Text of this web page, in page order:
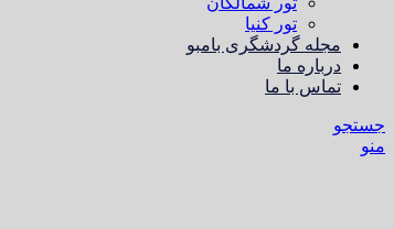
تور کنیا
مجله گردشگری بامبو
درباره ما
تماس با ما
جستجو
منو